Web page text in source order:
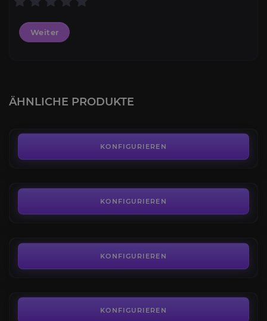
Weiter
ÄHNLICHE PRODUKTE
KONFIGURIEREN
Der Blutkessel
KONFIGURIEREN
KONFIGURIEREN
KONFIGURIEREN
Thrallmar